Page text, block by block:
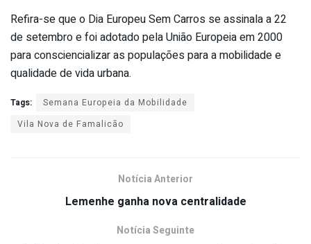
Refira-se que o Dia Europeu Sem Carros se assinala a 22
de setembro e foi adotado pela União Europeia em 2000
para consciencializar as populações para a mobilidade e
qualidade de vida urbana.
Tags:
Semana Europeia da Mobilidade
Vila Nova de Famalicão
Notícia Anterior
Lemenhe ganha nova centralidade
Notícia Seguinte